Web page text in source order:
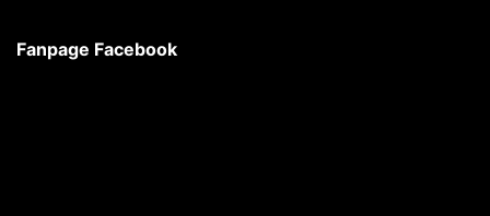
Fanpage Facebook